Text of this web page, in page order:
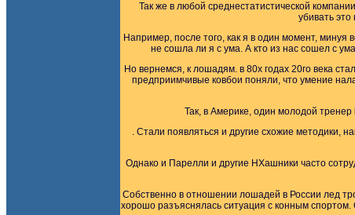
Так же в любой среднестатистической
убивать
Например, после того, как я в один момент, минуя
не сошла ли я с ума. А кто из нас сошел с
Но вернемся, к лошадям. в 80х годах 20го века
предприимчивые ковбои поняли, что умение
Так, в Америке, один молодой тренер
. Стали появляться и другие схожие методики,
Однако и Парелли и другие НХашники часто
Собственно в отношении лошадей в России лед
хорошо разъяснялась ситуация с конным спортом.